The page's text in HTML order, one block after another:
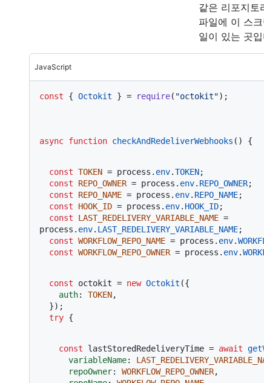
같은 리포지토
파일에 이 스
일이 있는 곳
JavaScript
const { Octokit } = require( "octokit");
async function checkAndRedeliverWebhooks ( ) {
const TOKEN = process. env.TOKEN;
const
REPO_OWNER = process. env. REPO_OWNER;
const
REPO_NAME = process. env. REPO_NAME;
const
HOOK_ID = process. env. HOOK_ID;
const
LAST_REDELIVERY_VARIABLE_NAME =
process. env. LAST_REDELIVERY_VARIABLE_NAME;
const WORKFLOW_REPO_NAME = process. env.
const WORKFLOW_REPO_OWNER = process. env.
const octokit = new Octokit ({
auth: TOKEN,
try {
const lastStoredRedeliveryTime = await
variableName:
repoOwner: WORKFLOW_REPO_OWNER,